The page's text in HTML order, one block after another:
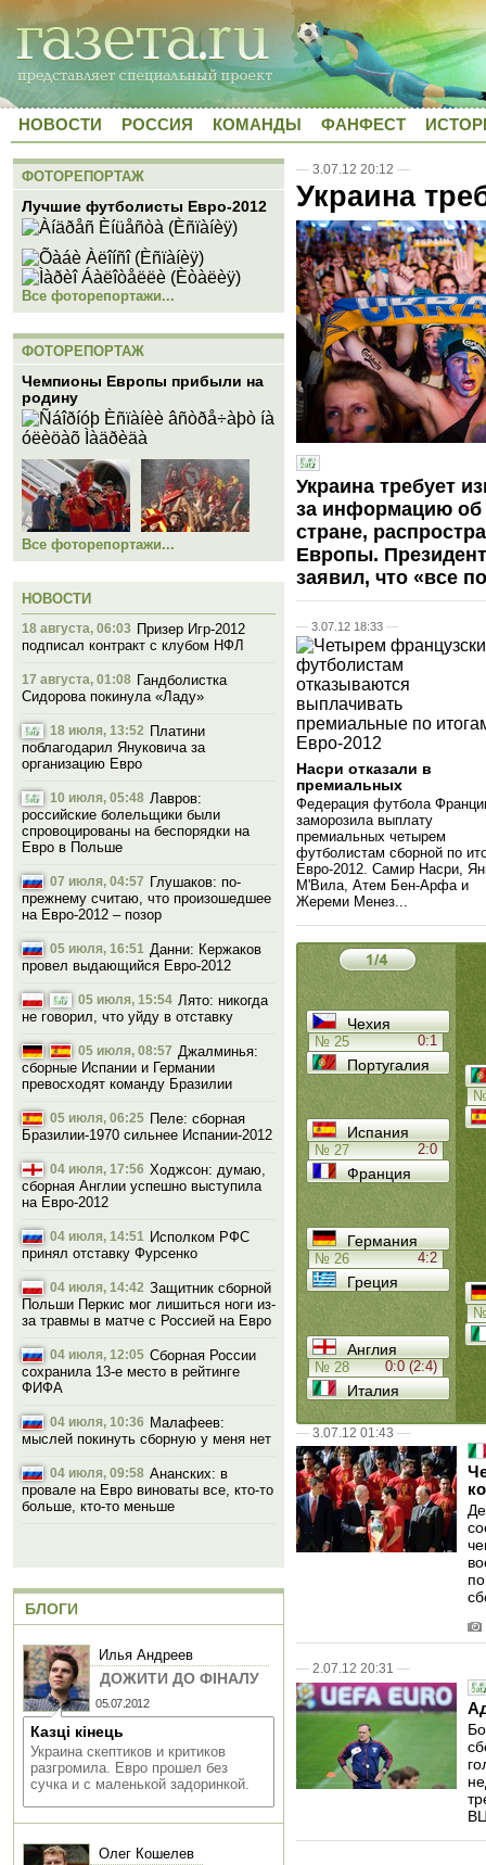
НОВОСТИ РОССИЯ КОМАНДЫ ФАНФЕСТ
— 3.07.12 20:12 —
Украина
Украина требует
за информацию об
стране,
Европы.
заявил, что «все
— 3.07.12 18:33 —
Насри отказали в
премиальных
Федерация футбола
заморозила выплату
премиальных четырем
футболистам сборной по
Евро-2012. Самир Насри,
М'Вила, Атем Бен-Арфа и
Жереми Менез...
Чехия
Португалия
№ 25 0:1
Испания
Франция
№ 27 2:0
Германия
Греция
№ 26 4:2
Англия
Италия
№ 28 0:0 (2:4)
№
№
— 3.07.12 01:43 —
— 2.07.12 20:31 —
ФОТОРЕПОРТАЖ
Лучшие футболисты Евро-2012
Все фоторепортажи...
ФОТОРЕПОРТАЖ
Чемпионы Европы прибыли на
родину
Все фоторепортажи...
НОВОСТИ
18 августа, 06:03 Призер Игр-2012
подписал контракт с клубом НФЛ
17 августа, 01:08 Гандболистка
Сидорова покинула «Ладу»
18 июля, 13:52 Платини
поблагодарил Януковича за
организацию Евро
10 июля, 05:48 Лавров:
российские болельщики были
спровоцированы на беспорядки на
Евро в Польше
07 июля, 04:57 Глушаков: по-
прежнему считаю, что произошедшее
на Евро-2012 – позор
05 июля, 16:51 Данни: Кержаков
провел выдающийся Евро-2012
05 июля, 15:54 Лято: никогда
не говорил, что уйду в отставку
05 июля, 08:57 Джалминья:
сборные Испании и Германии
превосходят команду Бразилии
05 июля, 06:25 Пеле: сборная
Бразилии-1970 сильнее Испании-2012
04 июля, 17:56 Ходжсон: думаю,
сборная Англии успешно выступила
на Евро-2012
04 июля, 14:51 Исполком РФС
принял отставку Фурсенко
04 июля, 14:42 Защитник сборной
Польши Перкис мог лишиться ноги из-
за травмы в матче с Россией на Евро
04 июля, 12:05 Сборная России
сохранила 13-е место в рейтинге
ФИФА
04 июля, 10:36 Малафеев:
мыслей покинуть сборную у меня нет
04 июля, 09:58 Ананских: в
провале на Евро виноваты все, кто-то
больше, кто-то меньше
БЛОГИ
Илья Андреев
ДОЖИТИ ДО ФIНАЛУ
05.07.2012
Казці кінець
Украина скептиков и критиков
разгромила. Евро прошел без
сучка и с маленькой задоринкой.
Олег Кошелев